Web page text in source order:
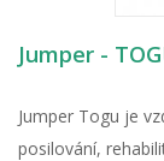
Jumper -
Jumper Togu je
posilování,